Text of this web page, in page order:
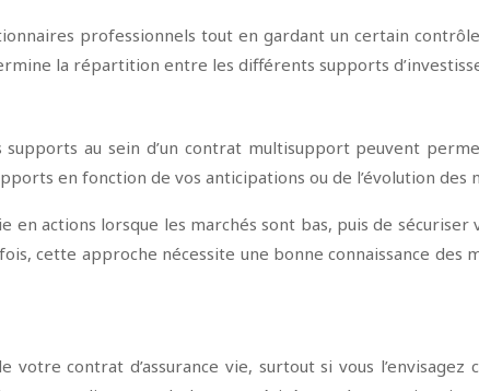
professionnels tout en gardant un certain
la répartition entre les différents supports
au sein d’un contrat multisupport peuvent
en fonction de vos anticipations ou de l’évolution des
en actions lorsque les marchés sont bas, puis de
cette approche nécessite une bonne connaissance des
contrat d’assurance vie, surtout si vous